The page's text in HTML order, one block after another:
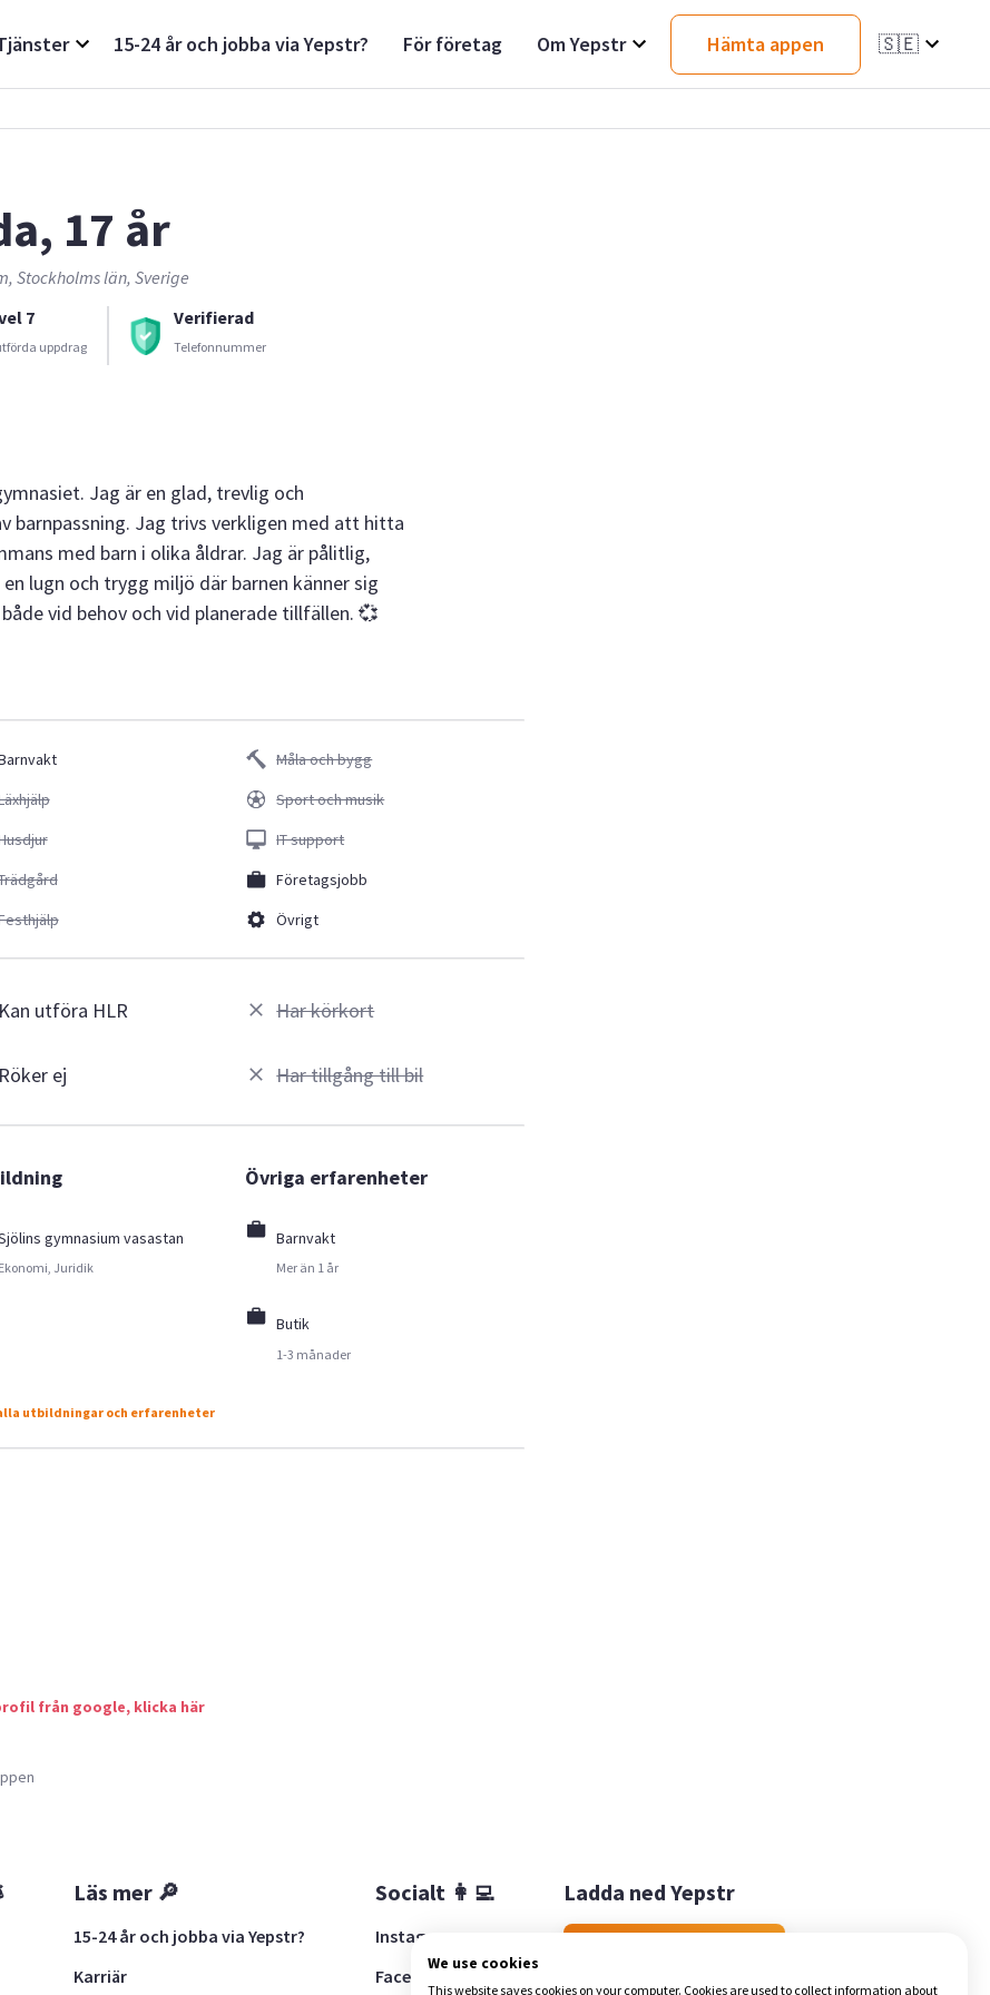
15-24 år och jobba via Yepstr? För företag Om Yepstr Hämta appen 🇸🇪
17 år
Stockholms län, Sverige
7
uppdrag
Verifierad
Telefonnummer
Jag är en glad, trevlig och
barnpassning. Jag trivs verkligen med att hitta
med barn i olika åldrar. Jag är pålitlig,
lugn och trygg miljö där barnen känner sig
vid behov och vid planerade tillfällen. 💞
Måla och bygg
Sport och musik
IT support
Företagsjobb
Övrigt
Kan utföra HLR
Röker ej
Har körkort
Har tillgång till bil
gymnasium vasastan
Ekonomi, Juridik
Övriga erfarenheter
Barnvakt
Mer än 1 år
Butik
1-3 månader
utbildningar och erfarenheter
från google, klicka här
Läs mer 🔎
15-24 år och jobba via Yepstr?
Karriär
Socialt 👩‍💻
Instagram
Facebook
Ladda ned Yepstr
We use cookies
This website saves cookies on your computer. Cookies are used to collect information about